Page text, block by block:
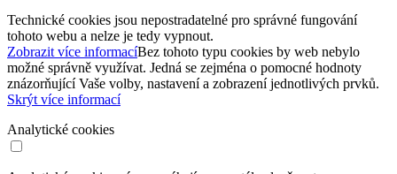
Technické cookies jsou nepostradatelné pro správné fungování
tohoto webu a nelze je tedy vypnout.
Zobrazit více informacíBez tohoto typu cookies by web nebylo
možné správně využívat. Jedná se zejména o pomocné hodnoty
znázorňující Vaše volby, nastavení a zobrazení jednotlivých prvků.
Skrýt více informací
Analytické cookies